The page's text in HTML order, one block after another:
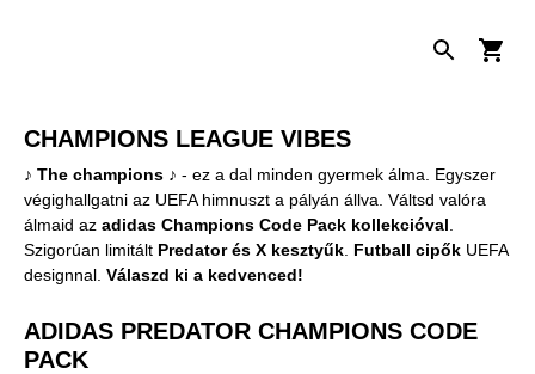
CHAMPIONS LEAGUE VIBES
♪ The champions ♪ - ez a dal minden gyermek álma. Egyszer
végighallgatni az UEFA himnuszt a pályán állva. Váltsd valóra
álmaid az adidas Champions Code Pack kollekcióval
Szigorúan limitált Predator és X kesztyűk Futball cipők UEFA
designnal. Válaszd ki a kedvenced!
ADIDAS PREDATOR CHAMPIONS CODE
PACK